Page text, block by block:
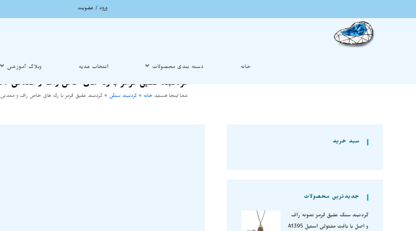
ورود / عضویت
خانه دسته بندی محصولات انتخاب هدیه وبلاگ آموزشی
گردنبند عقیق قرمز با رگه های خاص راف و معدنی A1277
شما اینجا هستید خانه » گردنبند سنگی » گردنبند عقیق قرمز با رگه های خاص راف و معدنی A1277
سبد خرید
جدیدترین محصولات
گردنبند سنگ عقیق قرمز نمونه راف
و اصل با بافت مفتولی استیل A1395